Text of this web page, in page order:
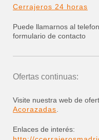
Cerrajeros 24 horas
Puede llamarnos al
formulario de contacto
Ofertas continuas:
Visite nuestra web de
Acorazadas
Enlaces de interés: